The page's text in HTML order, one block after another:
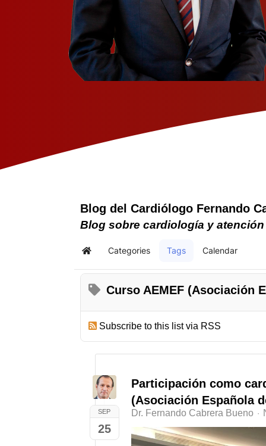
Blog del Cardiólogo Fernando
Blog sobre cardiología y
Home Categories Tags Calendar
Curso AEMEF (Asociación
Subscribe to this list via RSS
SEP
25
Participación como
(Asociación Española
Dr. Fernando Cabrera Bueno